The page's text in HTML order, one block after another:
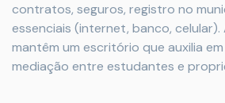
contratos, seguros, registro no
essenciais (internet, banco,
mantêm um escritório que auxilia
mediação entre estudantes e